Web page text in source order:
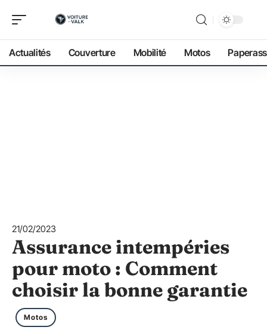
Actualités Couverture Mobilité Motos
21/02/2023
Assurance intempéries
pour moto : Comment
choisir la bonne garantie
Motos